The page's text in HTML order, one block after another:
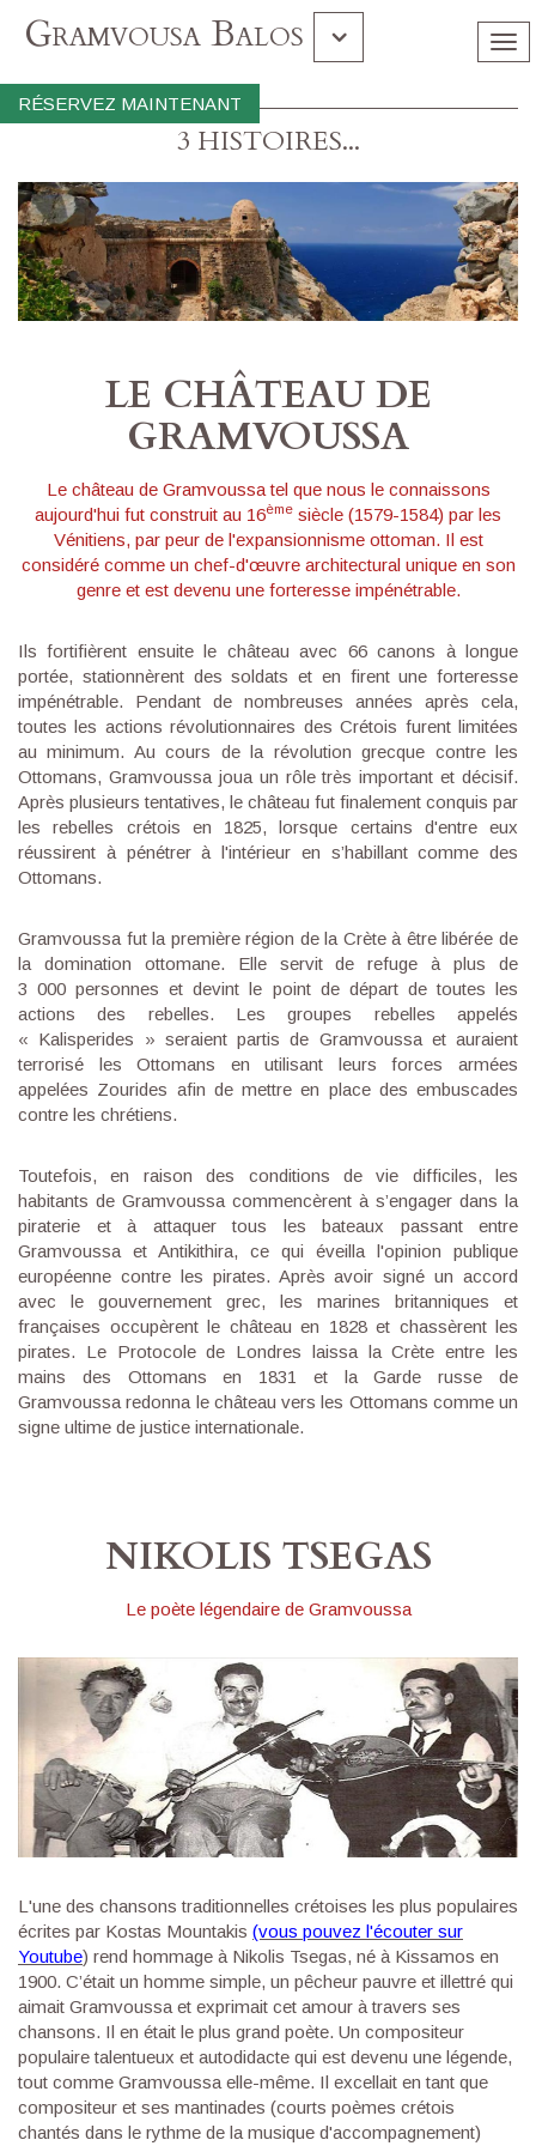
RÉSERVEZ MAINTENANT
Gramvousa Balos
Île De Chrissi
3 HISTOIRES...
LE CHÂTEAU DE
GRAMVOUSSA
Le château de Gramvoussa tel que nous le connaissons
aujourd'hui fut construit au 16ème siècle (1579-1584) par les
Vénitiens, par peur de l'expansionnisme ottoman. Il est
considéré comme un chef-d'œuvre architectural unique en son
genre et est devenu une forteresse impénétrable.
Ils fortifièrent ensuite le château avec 66 canons à longue
portée, stationnèrent des soldats et en firent une forteresse
impénétrable. Pendant de nombreuses années après cela,
toutes les actions révolutionnaires des Crétois furent limitées
au minimum. Au cours de la révolution grecque contre les
Ottomans, Gramvoussa joua un rôle très important et décisif.
Après plusieurs tentatives, le château fut finalement conquis par
les rebelles crétois en 1825, lorsque certains d'entre eux
réussirent à pénétrer à l'intérieur en s’habillant comme des
Ottomans.
Gramvoussa fut la première région de la Crète à être libérée de
la domination ottomane. Elle servit de refuge à plus de
3 000 personnes et devint le point de départ de toutes les
actions des rebelles. Les groupes rebelles appelés
« Kalisperides » seraient partis de Gramvoussa et auraient
terrorisé les Ottomans en utilisant leurs forces armées
appelées Zourides afin de mettre en place des embuscades
contre les chrétiens.
Toutefois, en raison des conditions de vie difficiles, les
habitants de Gramvoussa commencèrent à s’engager dans la
piraterie et à attaquer tous les bateaux passant entre
Gramvoussa et Antikithira, ce qui éveilla l'opinion publique
européenne contre les pirates. Après avoir signé un accord
avec le gouvernement grec, les marines britanniques et
françaises occupèrent le château en 1828 et chassèrent les
pirates. Le Protocole de Londres laissa la Crète entre les
mains des Ottomans en 1831 et la Garde russe de
Gramvoussa redonna le château vers les Ottomans comme un
signe ultime de justice internationale.
NIKOLIS TSEGAS
Le poète légendaire de Gramvoussa
L'une des chansons traditionnelles crétoises les plus populaires
écrites par Kostas Mountakis (vous pouvez l'écouter sur
Youtube) rend hommage à Nikolis Tsegas, né à Kissamos en
1900. C’était un homme simple, un pêcheur pauvre et illettré qui
aimait Gramvoussa et exprimait cet amour à travers ses
chansons. Il en était le plus grand poète. Un compositeur
populaire talentueux et autodidacte qui est devenu une légende,
tout comme Gramvoussa elle-même. Il excellait en tant que
compositeur et ses mantinades (courts poèmes crétois
chantés dans le rythme de la musique d'accompagnement)